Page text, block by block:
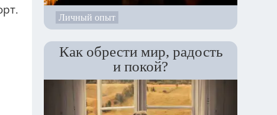
Личный опыт
Как обрести мир, радость
и покой?